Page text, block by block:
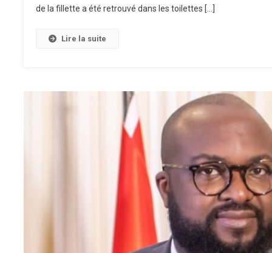
de la fillette a été retrouvé dans les toilettes […]
Lire la suite